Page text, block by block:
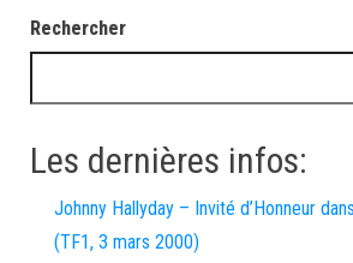
Rechercher
Les dernières infos:
Johnny Hallyday – Invité d’Honneur
(TF1, 3 mars 2000)